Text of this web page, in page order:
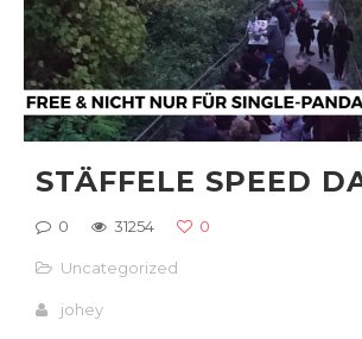
STÄFFELE SPEED
0 31254 0
Uncategorized
johey